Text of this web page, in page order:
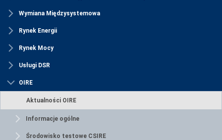
Wymiana Międzysystemowa
Rynek Energii
Rynek Mocy
Usługi DSR
OIRE
Aktualności OIRE
Informacje ogólne
Środowisko testowe CSIRE